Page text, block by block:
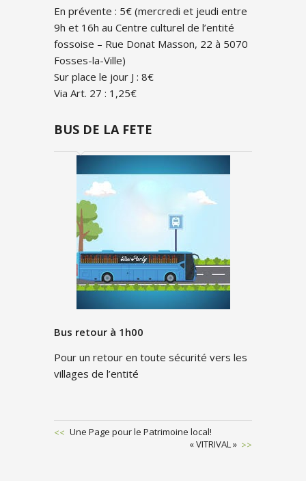
En prévente : 5€ (mercredi et jeudi entre
9h et 16h au Centre culturel de l’entité
fossoise – Rue Donat Masson, 22 à 5070
Fosses-la-Ville)
Sur place le jour J : 8€
Via Art. 27 : 1,25€
BUS DE LA FETE
Bus retour à 1h00
Pour un retour en toute sécurité vers les
villages de l’entité
Previous
Une Page pour le Patrimoine local!
Next
« VITRIVAL »